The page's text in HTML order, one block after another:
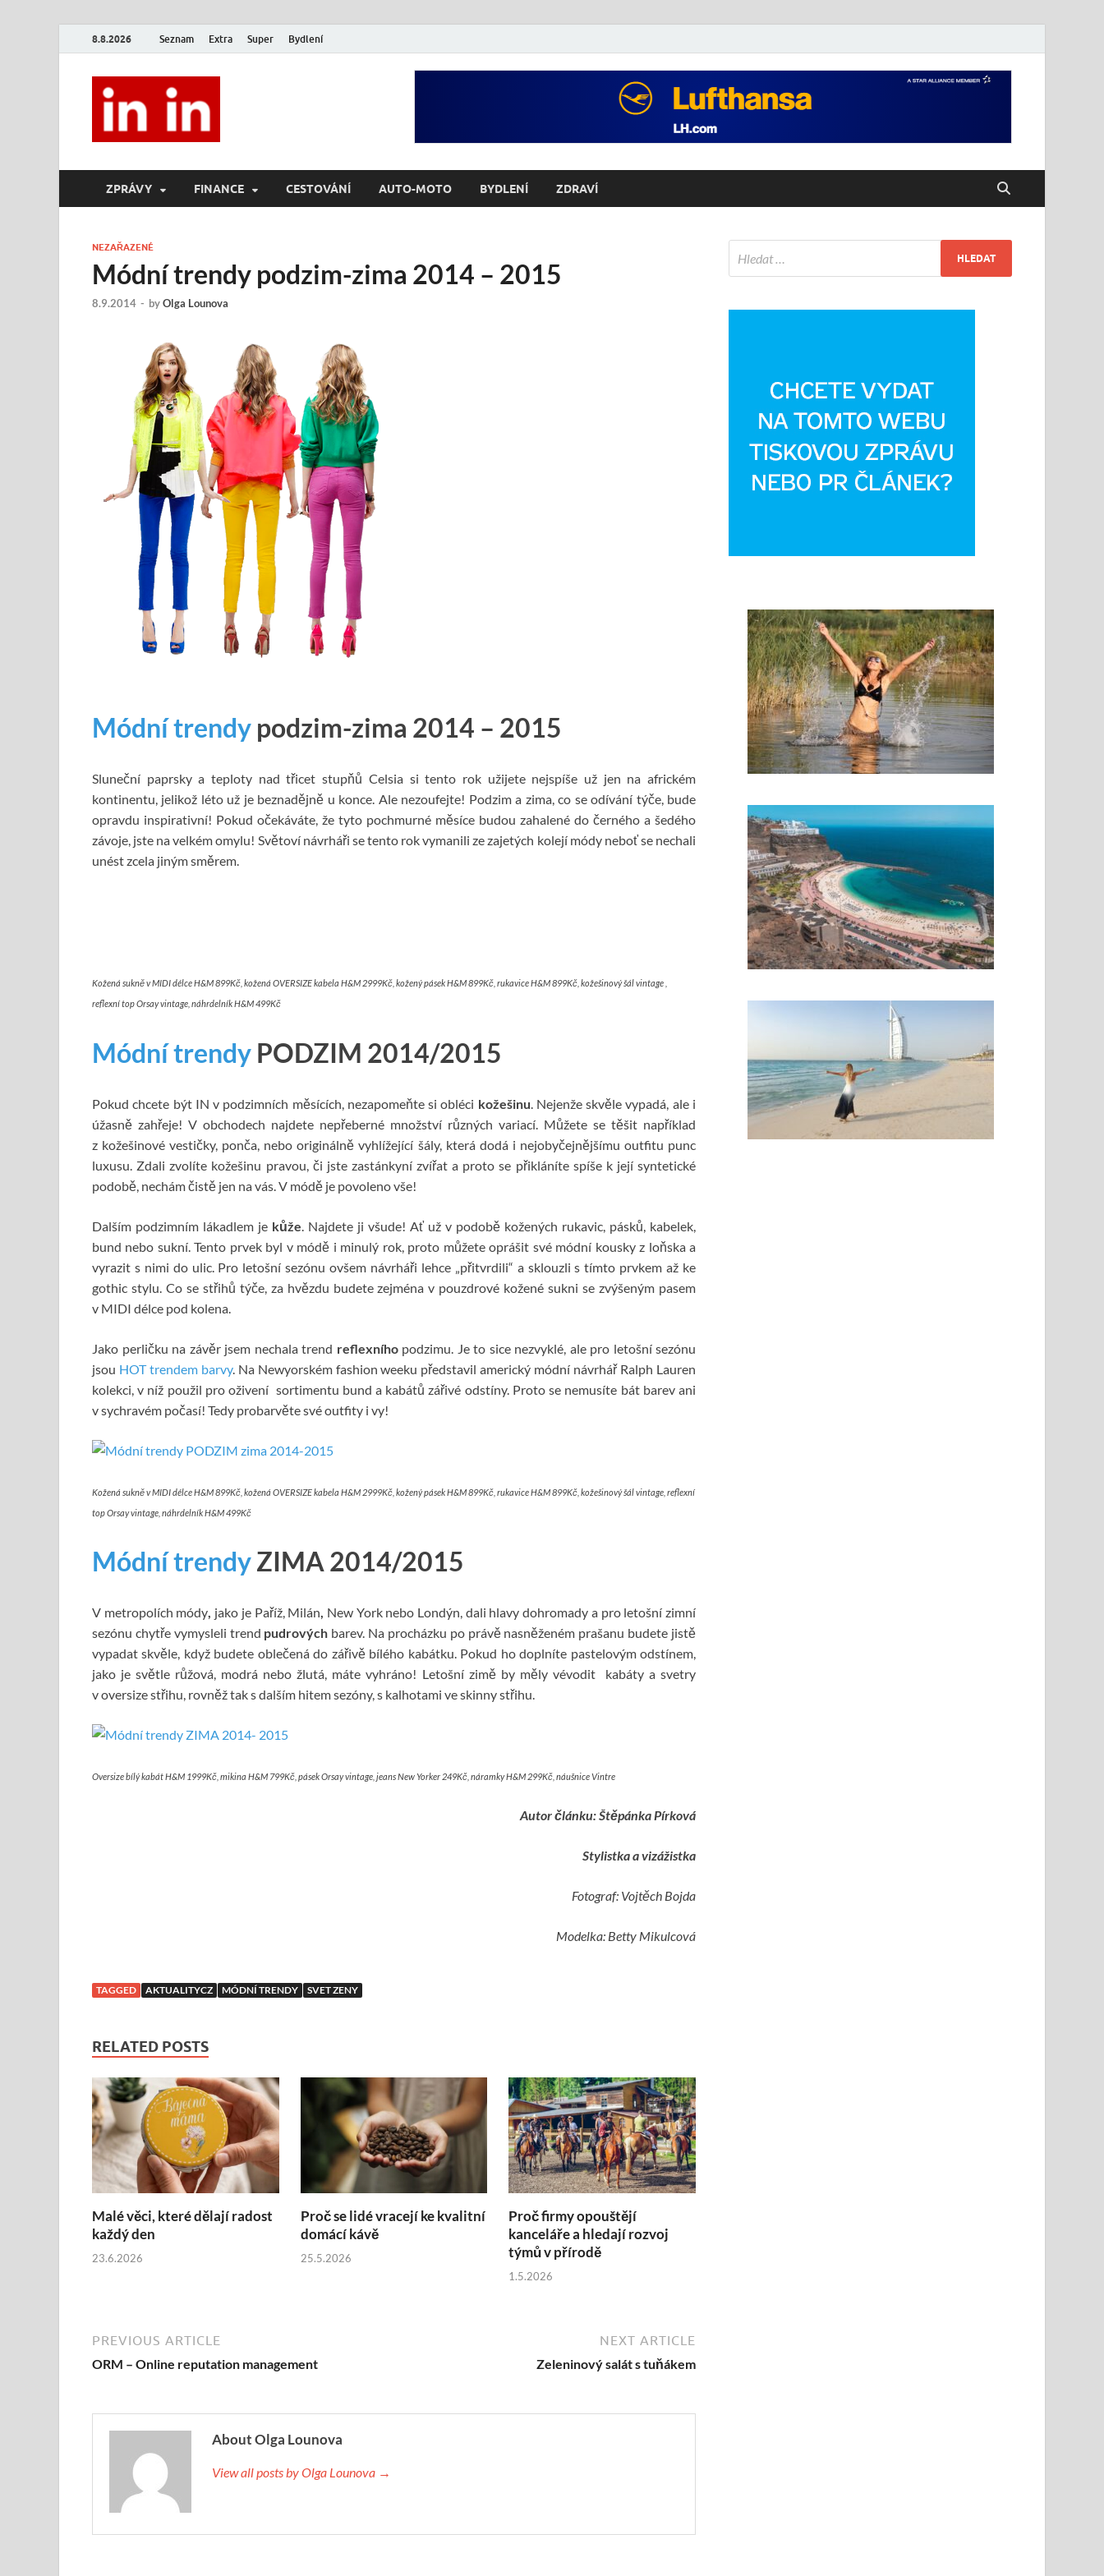
8.8.2026 Seznam Extra Super Bydlení
ZPRÁVY FINANCE CESTOVÁNÍ AUTO-MOTO BYDLENÍ ZDRAVÍ
NEZAŘAZENÉ
Módní trendy podzim-zima 2014 – 2015
8.9.2014 - byOlga Lounova
Módní trendy podzim-zima 2014 – 2015
Sluneční paprsky a teploty nad třicet stupňů Celsia si tento rok užijete nejspíše už jen na africkém
kontinentu, jelikož léto už je beznadějně u konce. Ale nezoufejte! Podzim a zima, co se odívání týče, bude
opravdu inspirativní! Pokud očekáváte, že tyto pochmurné měsíce budou zahalené do černého a šedého
závoje, jste na velkém omylu! Světoví návrháři se tento rok vymanili ze zajetých kolejí módy neboť se nechali
unést zcela jiným směrem.
Kožená sukně v MIDI délce H&M 899Kč, kožená OVERSIZE kabela H&M 2999Kč, kožený pásek H&M 899Kč, rukavice H&M 899Kč, kožešinový šál vintage ,
reflexní top Orsay vintage, náhrdelník H&M 499Kč
Módní trendy PODZIM 2014/2015
Pokud chcete být IN v podzimních měsících, nezapomeňte si obléci kožešinu . Nejenže skvěle vypadá, ale i
úžasně zahřeje! V obchodech najdete nepřeberné množství různých variací. Můžete se těšit například
z kožešinové vestičky, ponča, nebo originálně vyhlížející šály, která dodá i nejobyčejnějšímu outfitu punc
luxusu. Zdali zvolíte kožešinu pravou, či jste zastánkyní zvířat a proto se přikláníte spíše k její syntetické
podobě, nechám čistě jen na vás. V módě je povoleno vše!
Dalším podzimním lákadlem je kůže . Najdete ji všude! Ať už v podobě kožených rukavic, pásků, kabelek,
bund nebo sukní. Tento prvek byl v módě i minulý rok, proto můžete oprášit své módní kousky z loňska a
vyrazit s nimi do ulic. Pro letošní sezónu ovšem návrháři lehce „přitvrdili“ a sklouzli s tímto prvkem až ke
gothic stylu. Co se střihů týče, za hvězdu budete zejména v pouzdrové kožené sukni se zvýšeným pasem
v MIDI délce pod kolena.
Jako perličku na závěr jsem nechala trend reflexníhopodzimu. Je to sice nezvyklé, ale pro letošní sezónu
jsou HOT trendem barvy. Na Newyorském fashion weeku představil americký módní návrhář Ralph Lauren
kolekci, v níž použil pro oživení sortimentu bund a kabátů zářivé odstíny. Proto se nemusíte bát barev ani
v sychravém počasí! Tedy probarvěte své outfity i vy!
Kožená sukně v MIDI délce H&M 899Kč, kožená OVERSIZE kabela H&M 2999Kč, kožený pásek H&M 899Kč, rukavice H&M 899Kč, kožešinový šál vintage, reflexní
top Orsay vintage, náhrdelník H&M 499Kč
Módní trendyZIMA 2014/2015
V metropolích módy, jako je Paříž, Milán, New York nebo Londýn, dali hlavy dohromady a pro letošní zimní
sezónu chytře vymysleli trend pudrových barev. Na procházku po právě nasněženém prašanu budete jistě
vypadat skvěle, když budete oblečená do zářivě bílého kabátku. Pokud ho doplníte pastelovým odstínem,
jako je světle růžová, modrá nebo žlutá, máte vyhráno! Letošní zimě by měly vévodit kabáty a svetry
v oversize střihu, rovněž tak s dalším hitem sezóny, s kalhotami ve skinny střihu.
Oversize bílý kabát H&M 1999Kč, mikina H&M 799Kč, pásek Orsay vintage, jeans New Yorker 249Kč, náramky H&M 299Kč, náušnice Vintre
Autor článku: Štěpánka Pírková
Stylistka a vizážistka
Fotograf: Vojtěch Bojda
Modelka: Betty Mikulcová
TAGGED AKTUALITYCZ MÓDNÍ TRENDY SVET ZENY
RELATED POSTS
Malé věci, které dělají radost
každý den
23.6.2026
Proč se lidé vracejí ke kvalitní
domácí kávě
25.5.2026
Proč firmy opouštějí
kanceláře a hledají rozvoj
týmů v přírodě
1.5.2026
PREVIOUS ARTICLE
ORM – Online reputation management
NEXT ARTICLE
Zeleninový salát s tuňákem
About Olga Lounova
View all posts by Olga Lounova →